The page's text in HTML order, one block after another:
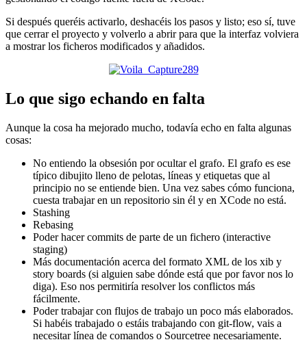
Si después queréis activarlo, deshacéis los pasos y listo; eso sí, tuve
que cerrar el proyecto y volverlo a abrir para que la interfaz volviera
a mostrar los ficheros modificados y añadidos.
Lo que sigo echando en falta
Aunque la cosa ha mejorado mucho, todavía echo en falta algunas
cosas:
No entiendo la obsesión por ocultar el grafo. El grafo es ese
típico dibujito lleno de pelotas, líneas y etiquetas que al
principio no se entiende bien. Una vez sabes cómo funciona,
cuesta trabajar en un repositorio sin él y en XCode no está.
Stashing
Rebasing
Poder hacer commits de parte de un fichero (interactive
staging)
Más documentación acerca del formato XML de los xib y
story boards (si alguien sabe dónde está que por favor nos lo
diga). Eso nos permitiría resolver los conflictos más
fácilmente.
Poder trabajar con flujos de trabajo un poco más elaborados.
Si habéis trabajado o estáis trabajando con git-flow, vais a
necesitar línea de comandos o Sourcetree necesariamente.